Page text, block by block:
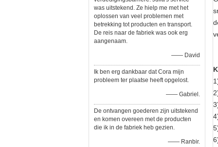
was uitstekend. Ze hielp me met het
oplossen van veel problemen met
betrekking tot producten en transport.
De reis naar de fabriek was ook erg
aangenaam.
—— David
Ik ben erg dankbaar dat Cora mijn
probleem ter plaatse heeft opgelost.
—— Gabriel.
De ontvangen goederen zijn uitstekend
en komen overeen met de producten
die ik in de fabriek heb gezien.
—— Ranbir.